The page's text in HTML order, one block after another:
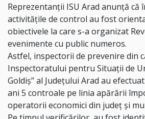
Reprezentanții ISU Arad anunță că
activitățile de control au fost
obiectivele la care s-a organizat
evenimente cu public numeros.
Astfel, inspectorii de prevenire din
Inspectoratului pentru Situații de
Goldiș” al Județului Arad au
ani 5 controale pe linia apărării
operatorii economici din județ și